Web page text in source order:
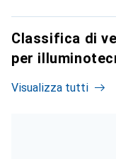
Classifica di
per
Visualizza tutti